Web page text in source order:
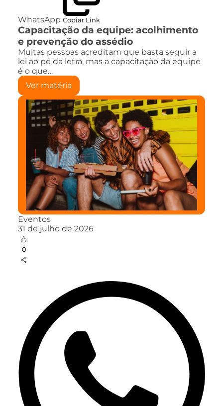
WhatsApp Copiar Link
Capacitação da equipe: acolhimento
e prevenção do assédio
Muitas pessoas acreditam que basta seguir a
lei ao pé da letra, mas a capacitação da equipe
é o que…
Ver matéria
Eventos
31 de julho de 2026
0